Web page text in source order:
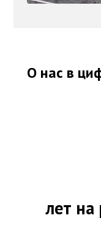
О нас в
лет